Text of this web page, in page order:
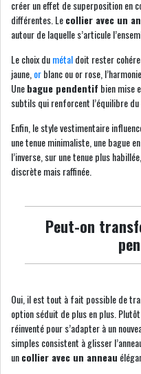
créer un effet de superposition en
différentes. Lecollier avec un
autour de laquelle s’articule
Le choix dumétaldoit rester
jaune, orblanc ou or rose,
Unebague pendentif bien mise
subtils qui renforcent l’équilibre du
Enfin, le style vestimentaire
une tenue minimaliste, une bague
l’inverse, sur une tenue plus
discrète mais raffinée.
Peut-on
Oui, il est tout à fait possible de
option séduit de plus en plus.
réinventé pour s’adapter à un
simples consistent à glisser
uncollier avec un anneau